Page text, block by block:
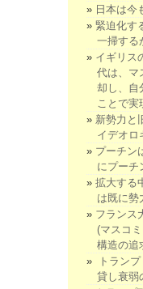
日本は今
緊迫化す
一掃する
イギリス
代は、マ
却し、自
ことで実
新勢力と
イデオロ
プーチン
にプーチ
拡大する
は既に勢
フランス
(マスコ
構造の追
トラン
貸し衰弱